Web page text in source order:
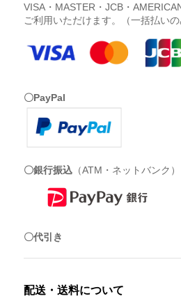
VISA・MASTER・JCB・
ご利用いただけます。（一括払いの
〇PayPal
〇銀行振込 （ATM・ネットバンク）
〇代引き
配送・送料について